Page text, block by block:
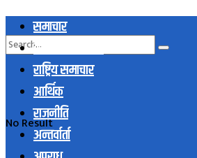
No Result
समाचार
स्थानिय समाचार
राष्ट्रिय समाचार
आर्थिक
राजनीति
अन्तर्वार्ता